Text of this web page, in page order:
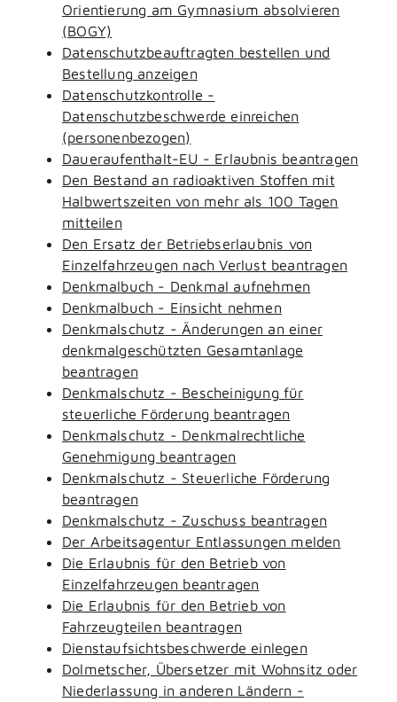
Orientierung am Gymnasium absolvieren
(BOGY)
Datenschutzbeauftragten bestellen und
Bestellung anzeigen
Datenschutzkontrolle -
Datenschutzbeschwerde einreichen
(personenbezogen)
Daueraufenthalt-EU - Erlaubnis beantragen
Den Bestand an radioaktiven Stoffen mit
Halbwertszeiten von mehr als 100 Tagen
mitteilen
Den Ersatz der Betriebserlaubnis von
Einzelfahrzeugen nach Verlust beantragen
Denkmalbuch - Denkmal aufnehmen
Denkmalbuch - Einsicht nehmen
Denkmalschutz - Änderungen an einer
denkmalgeschützten Gesamtanlage
beantragen
Denkmalschutz - Bescheinigung für
steuerliche Förderung beantragen
Denkmalschutz - Denkmalrechtliche
Genehmigung beantragen
Denkmalschutz - Steuerliche Förderung
beantragen
Denkmalschutz - Zuschuss beantragen
Der Arbeitsagentur Entlassungen melden
Die Erlaubnis für den Betrieb von
Einzelfahrzeugen beantragen
Die Erlaubnis für den Betrieb von
Fahrzeugteilen beantragen
Dienstaufsichtsbeschwerde einlegen
Dolmetscher, Übersetzer mit Wohnsitz oder
Niederlassung in anderen Ländern -